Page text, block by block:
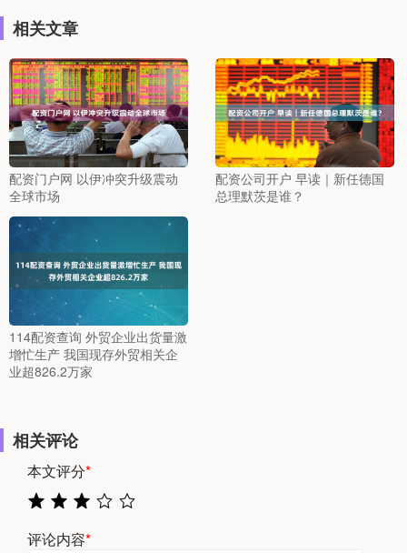
相关文章
配资门户网 以伊冲突升级震动
全球市场
配资公司开户 早读｜新任德国
总理默茨是谁？
114配资查询 外贸企业出货量激
增忙生产 我国现存外贸相关企
业超826.2万家
相关评论
本文评分*
评论内容*